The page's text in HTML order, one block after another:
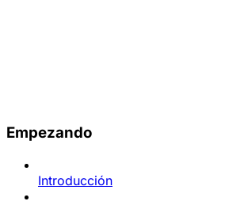
Empezando
Introducción